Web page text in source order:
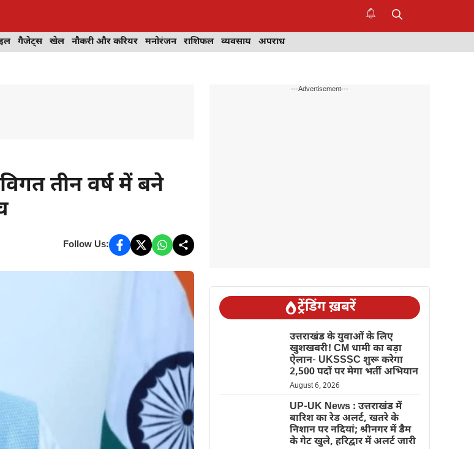
गैजेट्स खेल नौकरी और करियर मनोरंजन राशिफल व्यवसाय अपराध
तीन वर्ष में बने
Follow Us:
---Advertisement---
ट्रेंडिंग ख़बरें
उत्तराखंड के युवाओं के लिए
खुशखबरी! CM धामी का बड़ा
ऐलान- UKSSSC शुरू करेगा
2,500 पदों पर मेगा भर्ती अभियान
August 6, 2026
UP-UK News : उत्तराखंड में
बारिश का रेड अलर्ट, खतरे के
निशान पर नदियां; श्रीनगर में डैम
के गेट खुले, हरिद्वार में अलर्ट जारी